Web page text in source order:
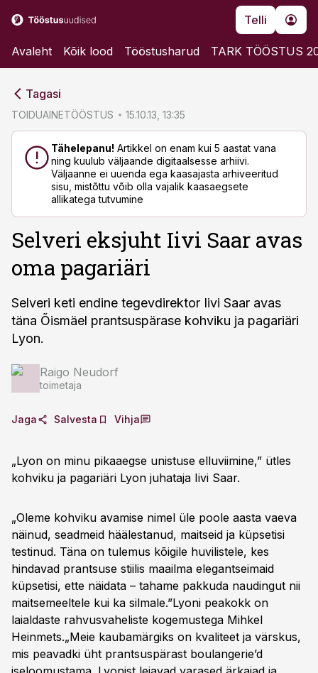
Telli
Avaleht Kõik lood Tööstusharud TARK TÖÖSTUS
Tagasi
TOIDUAINETÖÖSTUS 15.10.13, 13:35
Tähelepanu! Artikkel on enam kui 5 aastat vana
ning kuulub väljaande digitaalsesse arhiivi.
Väljaanne ei uuenda ega kaasajasta arhiveeritud
sisu, mistõttu võib olla vajalik kaasaegsete
allikatega tutvumine
Selveri eksjuht Iivi Saar avas
oma pagariäri
Selveri keti endine tegevdirektor Iivi Saar avas
täna Õismäel prantsuspärase kohviku ja pagariäri
Lyon.
Raigo Neudorf
toimetaja
Jaga Salvesta Vihja
„Lyon on minu pikaaegse unistuse elluviimine,” ütles
kohviku ja pagariäri Lyon juhataja Iivi Saar.
„Oleme kohviku avamise nimel üle poole aasta vaeva
näinud, seadmeid häälestanud, maitseid ja küpsetisi
testinud. Täna on tulemus kõigile huvilistele, kes
hindavad prantsuse stiilis maailma elegantseimaid
küpsetisi, ette näidata – tahame pakkuda naudingut nii
maitsemeeltele kui ka silmale.”Lyoni peakokk on
laialdaste rahvusvaheliste kogemustega Mihkel
Heinmets.„Meie kaubamärgiks on kvaliteet ja värskus,
mis peavadki üht prantsuspärast boulangerie’d